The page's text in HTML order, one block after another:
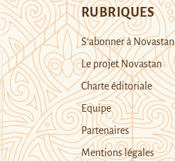
RUBRIQUES
S’abonner à Novastan
Le projet Novastan
Charte éditoriale
Equipe
Partenaires
Mentions légales